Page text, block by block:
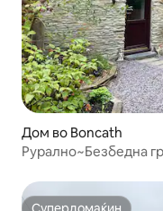
Дом во Boncath
Рурално~Безбедна